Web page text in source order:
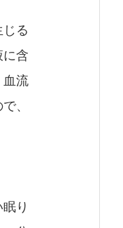
る
に含
血流
、
り